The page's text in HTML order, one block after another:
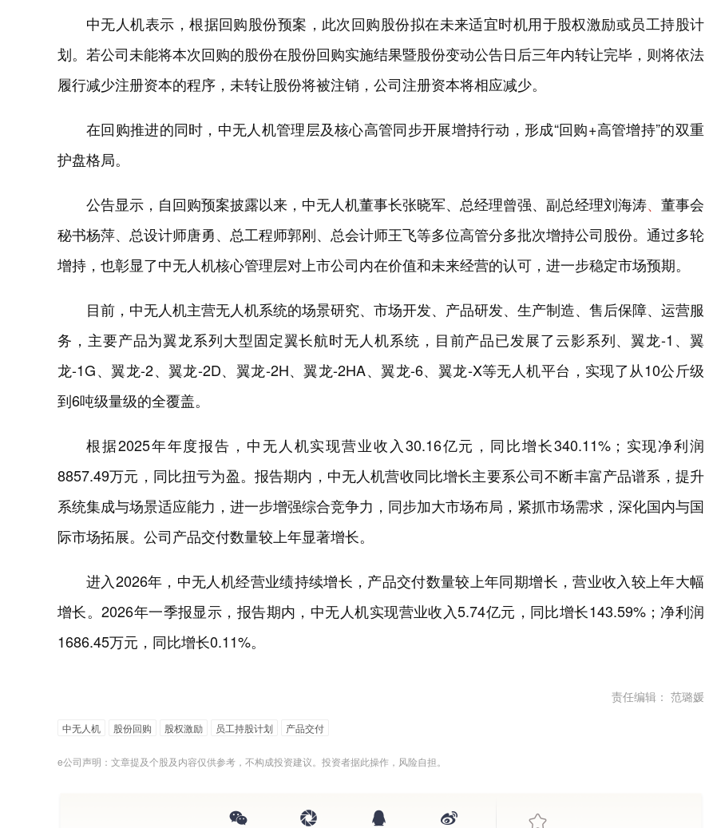
中无人机表示，根据回购股份预案，此次回购股份拟在未来适宜时机用于股权激励或员工持股计
划。若公司未能将本次回购的股份在股份回购实施结果暨股份变动公告日后三年内转让完毕，则将依法
履行减少注册资本的程序，未转让股份将被注销，公司注册资本将相应减少。
在回购推进的同时，中无人机管理层及核心高管同步开展增持行动，形成“回购+高管增持”的双重
护盘格局。
公告显示，自回购预案披露以来，中无人机董事长张晓军、总经理曾强、副总经理刘海涛、 董事会
秘书杨萍、总设计师唐勇、总工程师郭刚、总会计师王飞等多位高管分多批次增持公司股份。通过多轮
增持，也彰显了中无人机核心管理层对上市公司内在价值和未来经营的认可，进一步稳定市场预期。
目前，中无人机主营无人机系统的场景研究、市场开发、产品研发、生产制造、售后保障、运营服
务，主要产品为翼龙系列大型固定翼长航时无人机系统，目前产品已发展了云影系列、翼龙-1、翼
龙-1G、翼龙-2、翼龙-2D、翼龙-2H、翼龙-2HA、翼龙-6、翼龙-X等无人机平台，实现了从10公斤级
到6吨级量级的全覆盖。
根据2025年年度报告，中无人机实现营业收入30.16亿元，同比增长340.11%；实现净利润
8857.49万元，同比扭亏为盈。报告期内，中无人机营收同比增长主要系公司不断丰富产品谱系，提升
系统集成与场景适应能力，进一步增强综合竞争力，同步加大市场布局，紧抓市场需求，深化国内与国
际市场拓展。公司产品交付数量较上年显著增长。
进入2026年，中无人机经营业绩持续增长，产品交付数量较上年同期增长，营业收入较上年大幅
增长。2026年一季报显示，报告期内，中无人机实现营业收入5.74亿元，同比增长143.59%；净利润
1686.45万元，同比增长0.11%。
责任编辑： 范璐媛
中无人机 股份回购 股权激励 员工持股计划 产品交付
e公司声明：文章提及个股及内容仅供参考，不构成投资建议。投资者据此操作，风险自担。